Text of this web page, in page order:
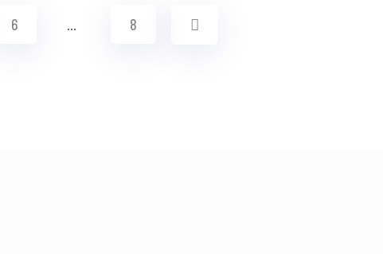
6 … 8